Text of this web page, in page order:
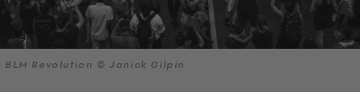
BLM Revolution © Janick Gilpin